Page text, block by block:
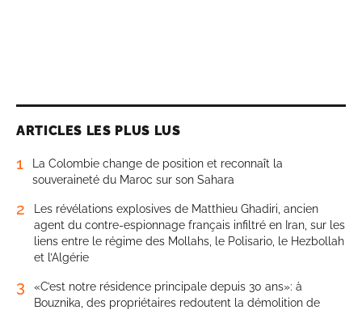
ARTICLES LES PLUS LUS
1
La Colombie change de position et reconnaît la
souveraineté du Maroc sur son Sahara
2
Les révélations explosives de Matthieu Ghadiri, ancien
agent du contre-espionnage français infiltré en Iran, sur les
liens entre le régime des Mollahs, le Polisario, le Hezbollah
et l’Algérie
3
«C’est notre résidence principale depuis 30 ans»: à
Bouznika, des propriétaires redoutent la démolition de